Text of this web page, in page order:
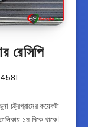
রেসিপি
4581
চট্রগ্রামের কয়েকটা
১ম দিকে থাকে।